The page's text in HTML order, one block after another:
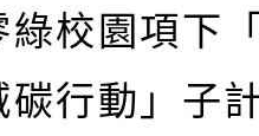
綠校園項下
碳行動」子